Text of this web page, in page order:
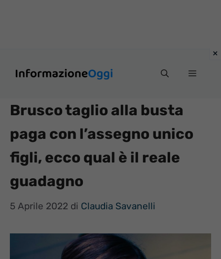
Menu
Brusco taglio alla busta
paga con l’assegno unico
figli, ecco qual è il reale
guadagno
5 Aprile 2022 di Claudia Savanelli